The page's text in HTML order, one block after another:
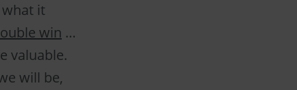
what it
win …
valuable.
will be,